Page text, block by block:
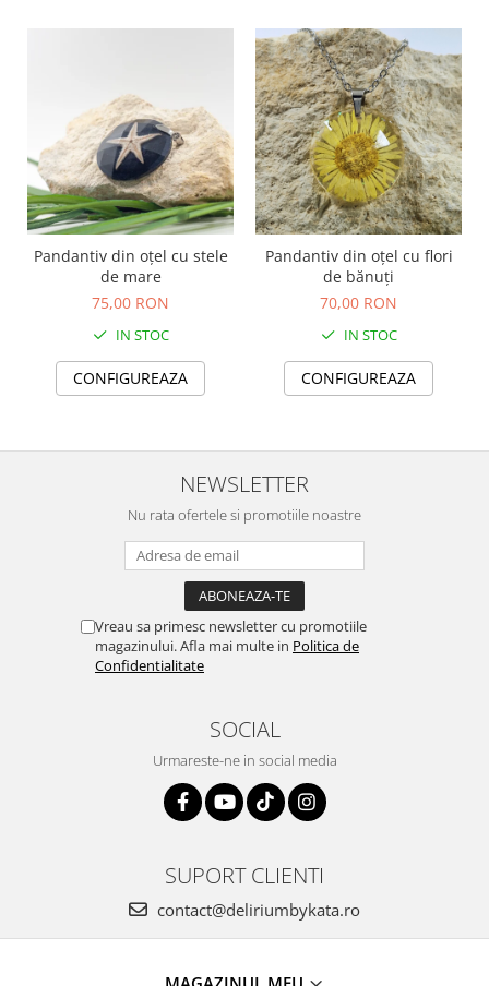
Pandantiv din oțel cu stele
de mare
75,00 RON
IN STOC
CONFIGUREAZA
Pandantiv din oțel cu flori
de bănuți
70,00 RON
IN STOC
CONFIGUREAZA
NEWSLETTER
Nu rata ofertele si promotiile noastre
Vreau sa primesc newsletter cu promotiile
magazinului. Afla mai multe in Politica de
Confidentialitate
SOCIAL
Urmareste-ne in social media
SUPORT CLIENTI
contact@deliriumbykata.ro